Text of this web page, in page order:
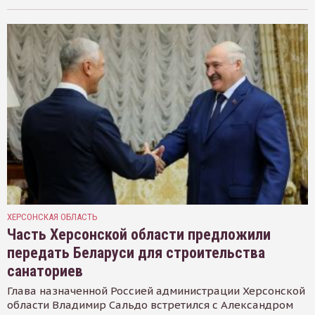
ХЕРСОНСКАЯ ОБЛАСТЬ
Часть Херсонской области предложили
передать Беларуси для строительства
санаториев
Глава назначенной Россией администрации Херсонской
области Владимир Сальдо встретился с Александром